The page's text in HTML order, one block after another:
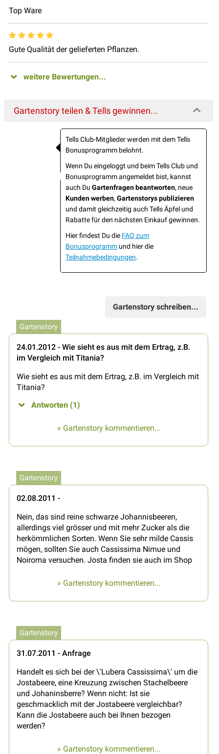
Top Ware
Gute Qualität der gelieferten Pflanzen.
weitere Bewertungen...
Gartenstory teilen & Tells gewinnen...
Tells Club-Mitglieder werden mit dem Tells
Bonusprogramm belohnt.
Wenn Du eingeloggt und beim Tells Club und
Bonusprogramm angemeldet bist, kannst
auch Du Gartenfragen beantworten, neue
Kunden werben, Gartenstorys publizieren
und damit gleichzeitig auch Tells Äpfel und
Rabatte für den nächsten Einkauf gewinnen.
Hier findest Du die FAQ zum
Bonusprogramm und hier die
Teilnahmebedingungen.
Gartenstory schreiben...
Gartenstory
24.01.2012 - Wie sieht es aus mit dem Ertrag, z.B.
im Vergleich mit Titania?
Wie sieht es aus mit dem Ertrag, z.B. im Vergleich mit
Titania?
Antworten (1)
» Gartenstory kommentieren...
Gartenstory
02.08.2011 -
Nein, das sind reine schwarze Johannisbeeren,
allerdings viel grösser und mit mehr Zucker als die
herkömmlichen Sorten. Wenn Sie sehr milde Cassis
mögen, sollten Sie auch Cassissima Nimue und
Noiroma versuchen. Josta finden sie auch im Shop
» Gartenstory kommentieren...
Gartenstory
31.07.2011 - Anfrage
Handelt es sich bei der \'Lubera Cassissima\' um die
Jostabeere, eine Kreuzung zwischen Stachelbeere
und Johaninsberre? Wenn nicht: Ist sie
geschmacklich mit der Jostabeere vergleichbar?
Kann die Jostabeere auch bei Ihnen bezogen
werden?
» Gartenstory kommentieren...